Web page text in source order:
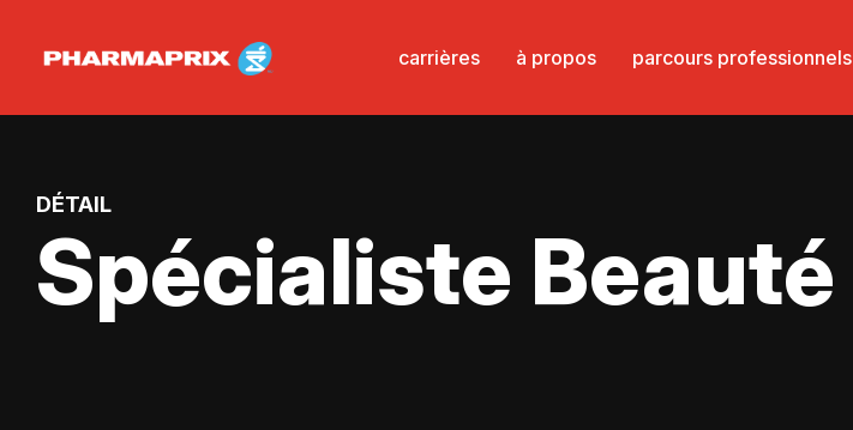
carrières à propos parcours professionnels
DÉTAIL
Spécialiste Beauté